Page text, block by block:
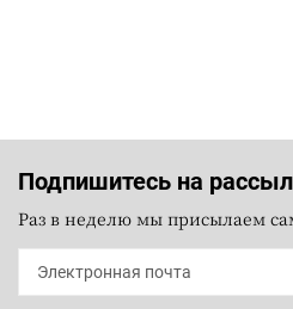
Подпишитесь на
Раз в неделю мы присылаем